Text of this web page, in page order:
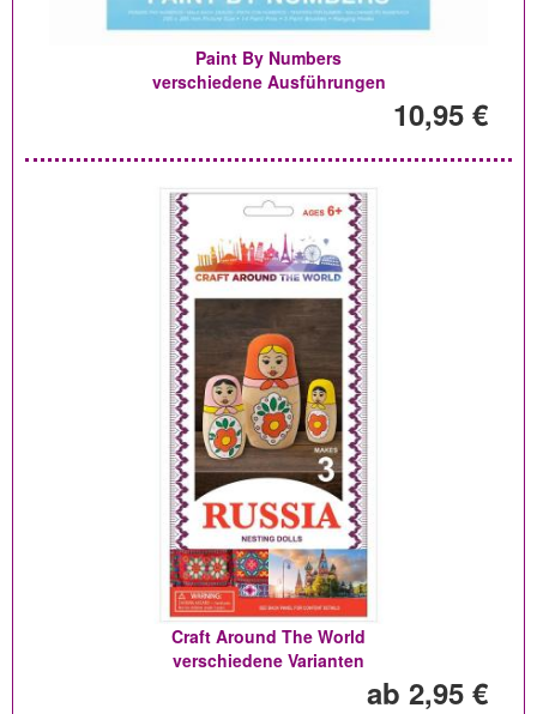
Paint By Numbers
verschiedene Ausführungen
10,95 €
Craft Around The World
verschiedene Varianten
ab 2,95 €